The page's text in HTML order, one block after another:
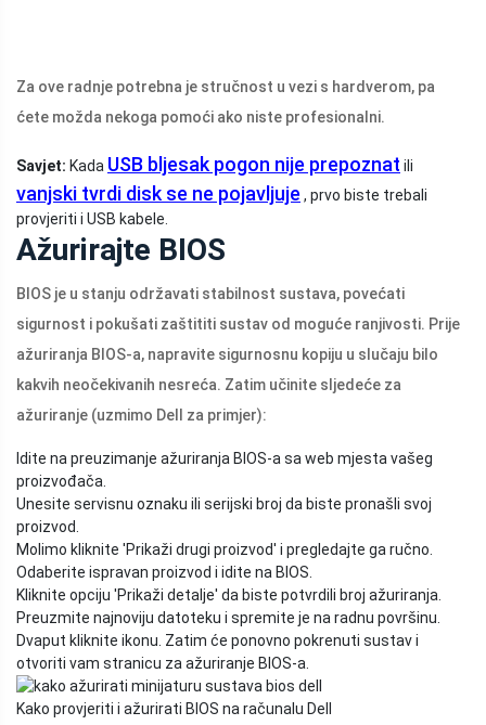
Za ove radnje potrebna je stručnost u vezi s hardverom, pa
ćete možda nekoga pomoći ako niste profesionalni.
Savjet: Kada USB bljesak pogon nije prepoznat ili
vanjski tvrdi disk se ne pojavljuje, prvo biste trebali
provjeriti i USB kabele.
Ažurirajte BIOS
BIOS je u stanju održavati stabilnost sustava, povećati
sigurnost i pokušati zaštititi sustav od moguće ranjivosti. Prije
ažuriranja BIOS-a, napravite sigurnosnu kopiju u slučaju bilo
kakvih neočekivanih nesreća. Zatim učinite sljedeće za
ažuriranje (uzmimo Dell za primjer):
Idite na preuzimanje ažuriranja BIOS-a sa web mjesta vašeg
proizvođača.
Unesite servisnu oznaku ili serijski broj da biste pronašli svoj
proizvod.
Molimo kliknite 'Prikaži drugi proizvod' i pregledajte ga ručno.
Odaberite ispravan proizvod i idite na BIOS.
Kliknite opciju 'Prikaži detalje' da biste potvrdili broj ažuriranja.
Preuzmite najnoviju datoteku i spremite je na radnu površinu.
Dvaput kliknite ikonu. Zatim će ponovno pokrenuti sustav i
otvoriti vam stranicu za ažuriranje BIOS-a.
Kako provjeriti i ažurirati BIOS na računalu Dell